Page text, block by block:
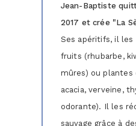
Jean-Baptiste
2017 et crée "La
Ses apéritifs, il les
fruits (rhubarbe,
mûres) ou plantes
acacia, verveine,
odorante). Il les
sauvage grâce à